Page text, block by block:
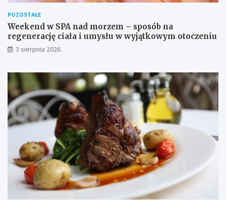
POZOSTAŁE
Weekend w SPA nad morzem – sposób na
regenerację ciała i umysłu w wyjątkowym otoczeniu
3 sierpnia 2026